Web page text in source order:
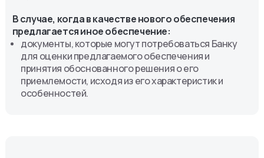
В случае, когда в качестве нового обеспечения
предлагается иное обеспечение:
документы, которые могут потребоваться Банку
для оценки предлагаемого обеспечения и
принятия обоснованного решения о его
приемлемости, исходя из его характеристик и
особенностей.